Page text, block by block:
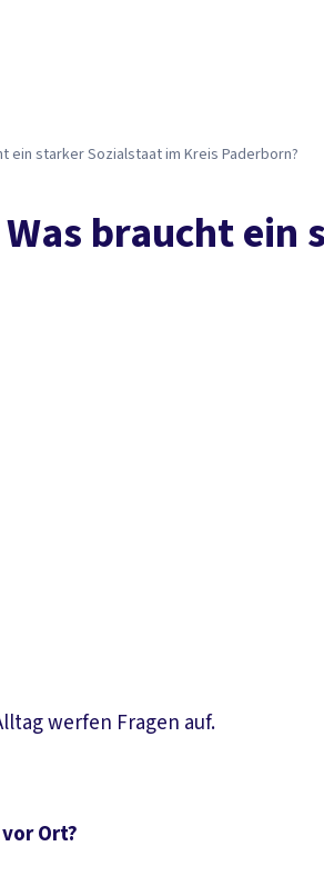
ein starker Sozialstaat im Kreis Paderborn?
braucht
werfen Fragen auf.
Ort?